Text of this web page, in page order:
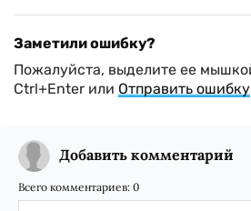
Заметили ошибку?
Пожалуйста, выделите ее
Ctrl+Enter или Отправить ошибку
Добавить комментарий
Всего комментариев: 0